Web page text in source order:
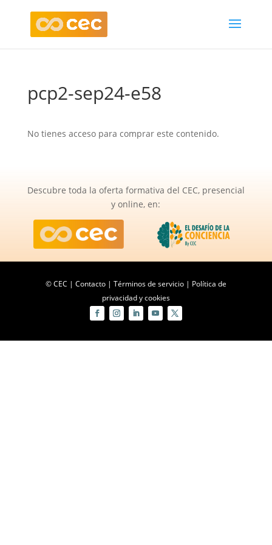
pcp2-sep24-e58
No tienes acceso para comprar este contenido.
Descubre toda la oferta formativa del CEC, presencial
y online, en:
© CEC | Contacto| Términos de servicio| Política de
privacidad y cookies